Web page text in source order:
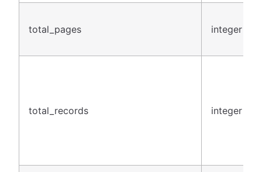
total_pages integer
total_records integer